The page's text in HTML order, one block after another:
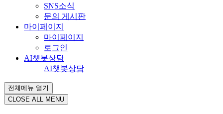
SNS소식
문의 게시판
마이페이지
마이페이지
로그인
AI챗봇상담
AI챗봇상담
전체메뉴 열기
CLOSE ALL MENU